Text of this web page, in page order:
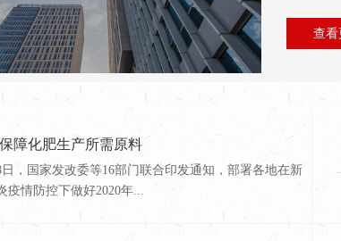
查看
障化肥生产所需原料
日，国家发改委等16部门联合印发通知，部署各地在新
疫情防控下做好2020年...